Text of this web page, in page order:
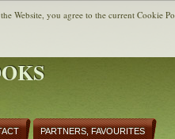
PARTNERS, FAVOURITES
Website, you agree to the current Cookie